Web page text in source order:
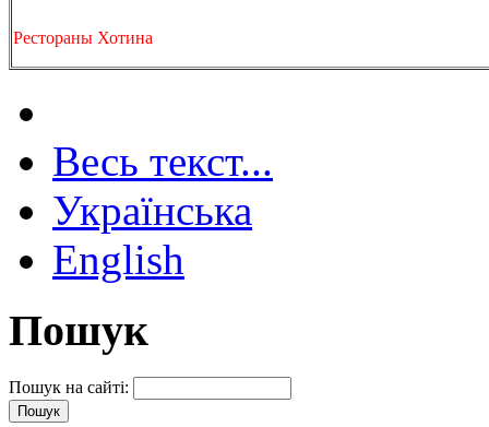
Рестораны Хотина
Весь текст...
Українська
English
Пошук
Пошук на сайті: